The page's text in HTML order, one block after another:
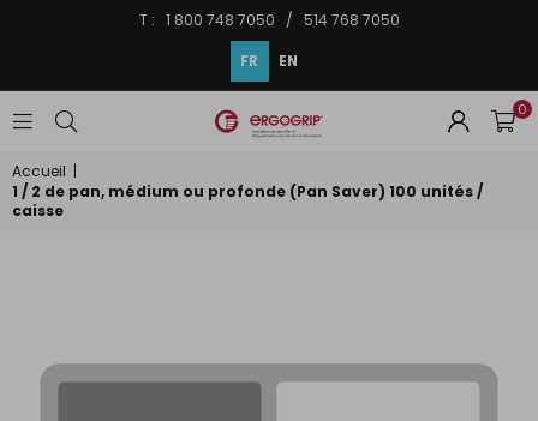
T : 1 800 748 7050 / 514 768 7050
FR EN
0
Accueil |
1 / 2 de pan, médium ou profonde (Pan Saver) 100 unités /
caisse